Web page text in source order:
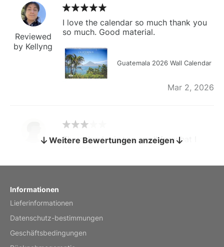
Reviewed
by Kellyng
I love the calendar so much thank you
so much. Good material.
Guatemala 2026 Wall Calendar
Mar 2, 2026
by charles
The calendar is too small for what I
Weitere Bewertungen anzeigen
Informationen
Lieferinformationen
Datenschutz-bestimmungen
Geschäftsbedingungen